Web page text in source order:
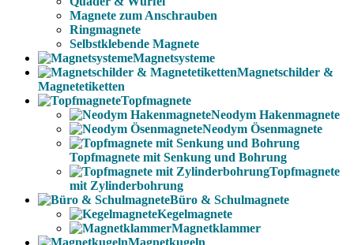
Magnete zum Anschrauben
Ringmagnete
Selbstklebende Magnete
Magnetsysteme
Magnetschilder &
Magnetetiketten
Topfmagnete
Neodym Hakenmagnete
Neodym Ösenmagnete
Topfmagnete mit Senkung und Bohrung
Topfmagnete
mit Zylinderbohrung
Büro & Schulmagnete
Kegelmagnete
Magnetklammer
Magnetkugeln